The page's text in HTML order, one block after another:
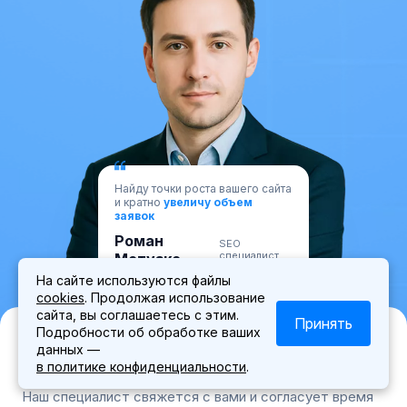
Запишитесь на личную встречу с
экспертом
Наш специалист свяжется с вами и согласует время
Найду точки роста вашего сайта
и кратно увеличу объем
заявок
Роман
Мотузко
SEO
специалист
На сайте используются файлы
cookies. Продолжая использование
сайта, вы соглашаетесь с этим.
Подробности об обработке ваших
данных —
в политике конфиденциальности.
Принять